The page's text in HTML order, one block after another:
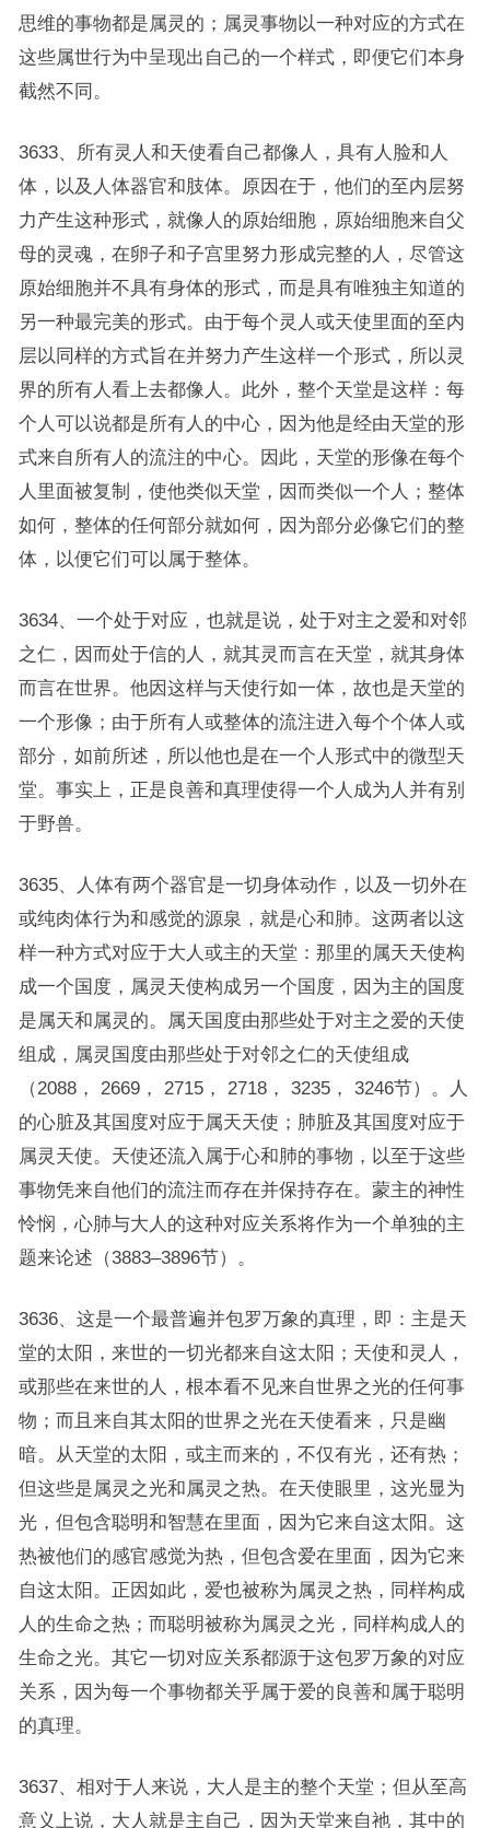
思维的事物都是属灵的；属灵事物以一种对应的方式在
这些属世行为中呈现出自己的一个样式，即便它们本身
截然不同。
3633、所有灵人和天使看自己都像人，具有人脸和人
体，以及人体器官和肢体。原因在于，他们的至内层努
力产生这种形式，就像人的原始细胞，原始细胞来自父
母的灵魂，在卵子和子宫里努力形成完整的人，尽管这
原始细胞并不具有身体的形式，而是具有唯独主知道的
另一种最完美的形式。由于每个灵人或天使里面的至内
层以同样的方式旨在并努力产生这样一个形式，所以灵
界的所有人看上去都像人。此外，整个天堂是这样：每
个人可以说都是所有人的中心，因为他是经由天堂的形
式来自所有人的流注的中心。因此，天堂的形像在每个
人里面被复制，使他类似天堂，因而类似一个人；整体
如何，整体的任何部分就如何，因为部分必像它们的整
体，以便它们可以属于整体。
3634、一个处于对应，也就是说，处于对主之爱和对邻
之仁，因而处于信的人，就其灵而言在天堂，就其身体
而言在世界。他因这样与天使行如一体，故也是天堂的
一个形像；由于所有人或整体的流注进入每个个体人或
部分，如前所述，所以他也是在一个人形式中的微型天
堂。事实上，正是良善和真理使得一个人成为人并有别
于野兽。
3635、人体有两个器官是一切身体动作，以及一切外在
或纯肉体行为和感觉的源泉，就是心和肺。这两者以这
样一种方式对应于大人或主的天堂：那里的属天天使构
成一个国度，属灵天使构成另一个国度，因为主的国度
是属天和属灵的。属天国度由那些处于对主之爱的天使
组成，属灵国度由那些处于对邻之仁的天使组成
（2088， 2669， 2715， 2718， 3235， 3246节）。人
的心脏及其国度对应于属天天使；肺脏及其国度对应于
属灵天使。天使还流入属于心和肺的事物，以至于这些
事物凭来自他们的流注而存在并保持存在。蒙主的神性
怜悯，心肺与大人的这种对应关系将作为一个单独的主
题来论述（3883–3896节）。
3636、这是一个最普遍并包罗万象的真理，即：主是天
堂的太阳，来世的一切光都来自这太阳；天使和灵人，
或那些在来世的人，根本看不见来自世界之光的任何事
物；而且来自其太阳的世界之光在天使看来，只是幽
暗。从天堂的太阳，或主而来的，不仅有光，还有热；
但这些是属灵之光和属灵之热。在天使眼里，这光显为
光，但包含聪明和智慧在里面，因为它来自这太阳。这
热被他们的感官感觉为热，但包含爱在里面，因为它来
自这太阳。正因如此，爱也被称为属灵之热，同样构成
人的生命之热；而聪明被称为属灵之光，同样构成人的
生命之光。其它一切对应关系都源于这包罗万象的对应
关系，因为每一个事物都关乎属于爱的良善和属于聪明
的真理。
3637、相对于人来说，大人是主的整个天堂；但从至高
意义上说，大人就是主自己，因为天堂来自祂，其中的